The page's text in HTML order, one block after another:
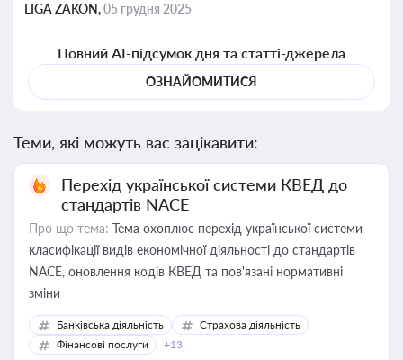
LIGA ZAKON,05 грудня 2025
Повний AI-підсумок дня та статті-джерела
ОЗНАЙОМИТИСЯ
Теми, які можуть вас зацікавити:
Перехід української системи КВЕД до
стандартів NACE
Про що тема: Тема охоплює перехід української системи
класифікації видів економічної діяльності до стандартів
NACE, оновлення кодів КВЕД та пов'язані нормативні
зміни
Банківська діяльність
Страхова діяльність
Фінансові послуги
+13